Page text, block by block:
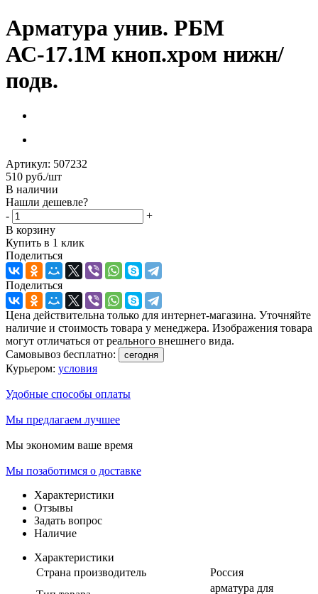
Арматура унив. РБМ
АС-17.1М кноп.хром нижн/
подв.
Артикул: 507232
510 руб./шт
В наличии
Нашли дешевле?
-
+
В корзину
Купить в 1 клик
Поделиться
Поделиться
Цена действительна только для интернет-магазина. Уточняйте
наличие и стоимость товара у менеджера. Изображения товара
могут отличаться от реального внешнего вида.
Самовывоз бесплатно:
сегодня
Курьером: условия
Удобные способы оплаты
Мы предлагаем лучшее
Мы экономим ваше время
Мы позаботимся о доставке
Характеристики
Отзывы
Задать вопрос
Наличие
Характеристики
Страна производитель
Россия
арматура для